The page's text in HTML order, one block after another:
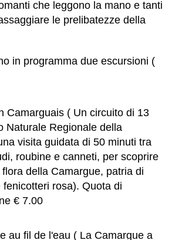
che leggono la mano e tanti
le prelibatezze della
in programma due escursioni (
Camarguais ( Un circuito di 13
Naturale Regionale della
visita guidata di 50 minuti tra
roubine e canneti, per scoprire
flora della Camargue, patria di
fenicotteri rosa). Quota di
€ 7.00
au fil de l'eau ( La Camargue a